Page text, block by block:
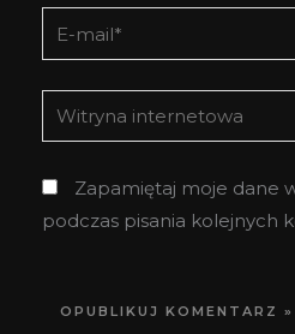
E-
mail*
Witryna
internetowa
Zapamiętaj moje dane
podczas pisania kolejnych